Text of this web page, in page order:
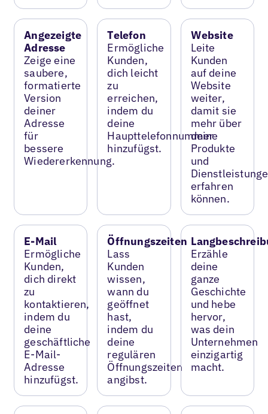
Angezeigte
Adresse
Zeige eine
saubere,
formatierte
Version
deiner
Adresse
für
bessere
Wiedererkennung.
Telefon
Ermögliche
Kunden,
dich leicht
zu
erreichen,
indem du
deine
Haupttelefonnummer
hinzufügst.
Website
Leite
Kunden
auf deine
Website
weiter,
damit sie
mehr über
deine
Produkte
und
erfahren
können.
E-Mail
Ermögliche
Kunden,
dich direkt
zu
kontaktieren,
indem du
deine
geschäftliche
E-Mail-
Adresse
hinzufügst.
Öffnungszeiten
Lass
Kunden
wissen,
wann du
geöffnet
hast,
indem du
deine
regulären
Öffnungszeiten
angibst.
Erzähle
deine
ganze
Geschichte
und hebe
hervor,
was dein
Unternehmen
einzigartig
macht.